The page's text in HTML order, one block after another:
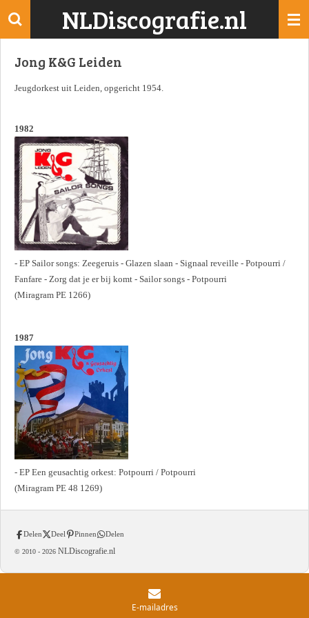
Ga
de
NLDiscografie.nl
Jong K&G Leiden
Jeugdorkest uit Leiden, opgericht 1954.
1982
- EP Sailor songs: Zeegeruis - Glazen slaan - Signaal reveille - Potpourri /
Fanfare - Zorg dat je er bij komt - Sailor songs - Potpourri
(Miragram PE 1266)
1987
- EP Een geusachtig orkest: Potpourri / Potpourri
(Miragram PE 48 1269)
Delen Deel Pinnen Delen
© 2010 - 2026 NLDiscografie.nl
E-mailadres